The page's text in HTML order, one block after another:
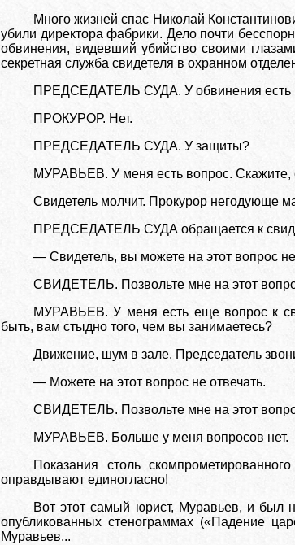
Много жизней спас Николай
убили директора фабрики. Дело почти
обвинения, видевший убийство своими
секретная служба свидетеля в охранном
ПРЕДСЕДАТЕЛЬ СУДА. У обвинения есть
ПРОКУРОР. Нет.
ПРЕДСЕДАТЕЛЬ СУДА. У защиты?
МУРАВЬЕВ. У меня есть вопрос. Скажите,
Свидетель молчит. Прокурор негодующе
ПРЕДСЕДАТЕЛЬ СУДА обращается к
— Свидетель, вы можете на этот вопрос не
СВИДЕТЕЛЬ. Позвольте мне на этот
МУРАВЬЕВ. У меня есть еще вопрос к
быть, вам стыдно того, чем вы занимаетесь?
Движение, шум в зале. Председатель
— Можете на этот вопрос не отвечать.
СВИДЕТЕЛЬ. Позвольте мне на этот
МУРАВЬЕВ. Больше у меня вопросов нет.
Показания столь
оправдывают единогласно!
Вот этот самый юрист, Муравьев, и был
опубликованных стенограммах («Падение
Муравьев...